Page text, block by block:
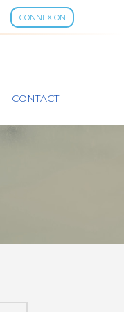
CONNEXION
CONTACT